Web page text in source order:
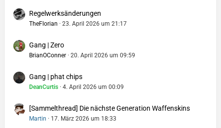
Regelwerksänderungen
TheFlorian 23. April 2026 um 21:17
Gang | Zero
BrianOConner 20. April 2026 um 09:59
Gang | phat chips
DeanCurtis 4. April 2026 um 00:09
[Sammelthread] Die nächste Generation Waffenskins
Martin 17. März 2026 um 18:33